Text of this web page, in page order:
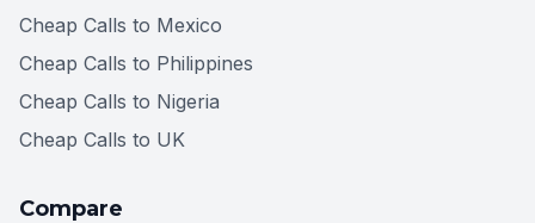
Cheap Calls to Mexico
Cheap Calls to Philippines
Cheap Calls to Nigeria
Cheap Calls to UK
Compare